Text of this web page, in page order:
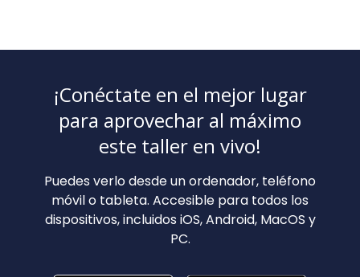
¡Conéctate en el mejor lugar
para aprovechar al máximo
este taller en vivo!
Puedes verlo desde un ordenador, teléfono
móvil o tableta. Accesible para todos los
dispositivos, incluidos iOS, Android, MacOS y
PC.